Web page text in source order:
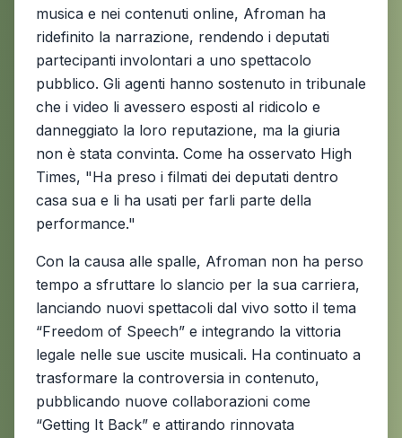
musica e nei contenuti online, Afroman ha
ridefinito la narrazione, rendendo i deputati
partecipanti involontari a uno spettacolo
pubblico. Gli agenti hanno sostenuto in tribunale
che i video li avessero esposti al ridicolo e
danneggiato la loro reputazione, ma la giuria
non è stata convinta. Come ha osservato High
Times, "Ha preso i filmati dei deputati dentro
casa sua e li ha usati per farli parte della
performance."
Con la causa alle spalle, Afroman non ha perso
tempo a sfruttare lo slancio per la sua carriera,
lanciando nuovi spettacoli dal vivo sotto il tema
“Freedom of Speech” e integrando la vittoria
legale nelle sue uscite musicali. Ha continuato a
trasformare la controversia in contenuto,
pubblicando nuove collaborazioni come
“Getting It Back” e attirando rinnovata